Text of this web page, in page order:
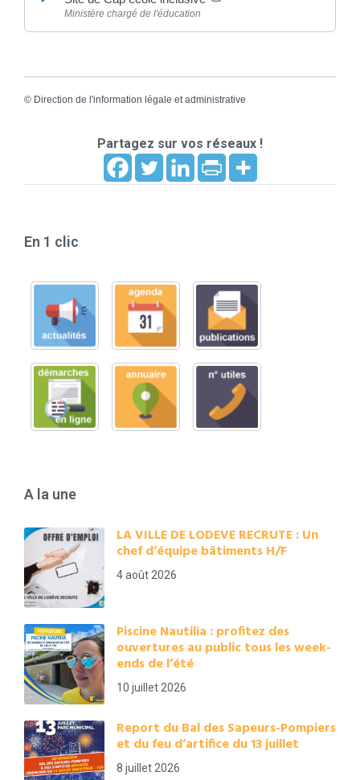
Ministère chargé de l'éducation
© Direction de l'information légale et administrative
Partagez sur vos réseaux !
En 1 clic
A la une
LA VILLE DE LODEVE RECRUTE : Un
chef d’équipe bâtiments H/F
4 août 2026
Piscine Nautilia : profitez des
ouvertures au public tous les week-
ends de l’été
10 juillet 2026
Report du Bal des Sapeurs-Pompiers
et du feu d’artifice du 13 juillet
8 juillet 2026